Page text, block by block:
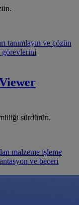
tanımlayın ve çözün
sürdürün.
malzeme işleme
ve beceri